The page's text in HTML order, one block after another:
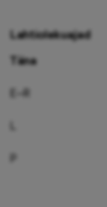
Lahtiolekuajad
Täna
E–R
P